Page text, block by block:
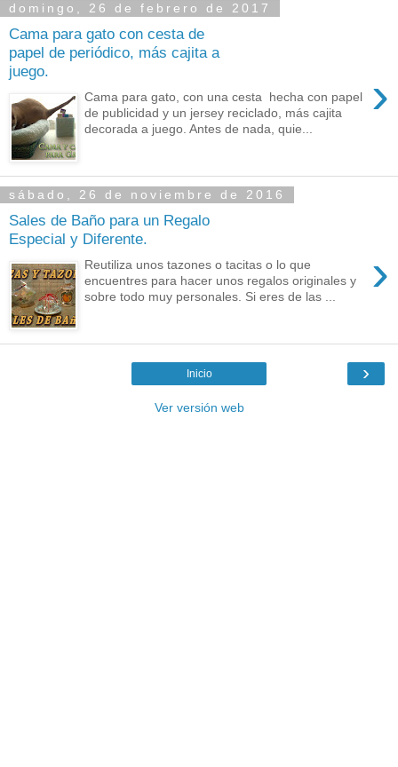
domingo, 26 de febrero de 2017
Cama para gato con cesta de
papel de periódico, más cajita a
juego.
›
Cama para gato, con una cesta hecha con papel
de publicidad y un jersey reciclado, más cajita
decorada a juego. Antes de nada, quie...
sábado, 26 de noviembre de 2016
Sales de Baño para un Regalo
Especial y Diferente.
›
Reutiliza unos tazones o tacitas o lo que
encuentres para hacer unos regalos originales y
sobre todo muy personales. Si eres de las ...
›
Inicio
Ver versión web